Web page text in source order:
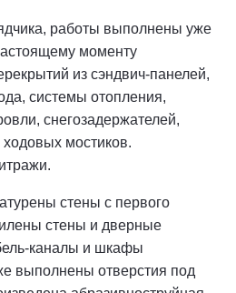
работы выполнены уже
моменту
из сэндвич-панелей,
системы отопления,
снегозадержателей,
мостиков.
стены с первого
стены и дверные
каналы и шкафы
выполнены отверстия под